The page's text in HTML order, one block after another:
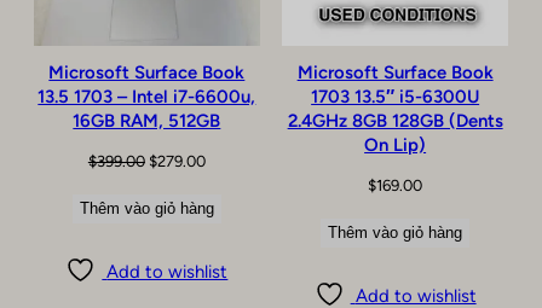
Microsoft Surface Book
13.5 1703 – Intel i7-6600u,
16GB RAM, 512GB
$399.00 Giá
là:
$279.00Giá
tại
$279.00.
Thêm vào giỏ hàng
Add to wishlist
Microsoft Surface Book
1703 13.5″ i5-6300U
2.4GHz 8GB 128GB (Dents
On Lip)
$169.00
Thêm vào giỏ hàng
Add to wishlist